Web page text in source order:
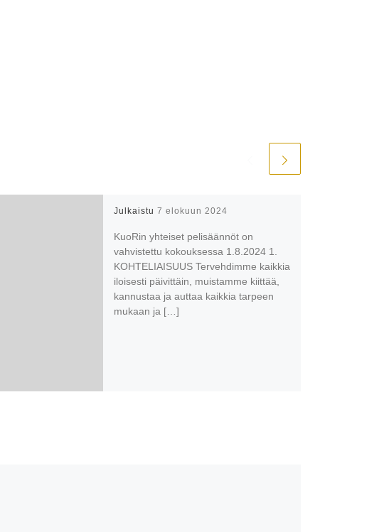
Julkaistu 7 elokuun 2024
KuoRin yhteiset pelisäännöt on
vahvistettu kokouksessa 1.8.2024 1.
KOHTELIAISUUS Tervehdimme kaikkia
iloisesti päivittäin, muistamme kiittää,
kannustaa ja auttaa kaikkia tarpeen
mukaan ja […]